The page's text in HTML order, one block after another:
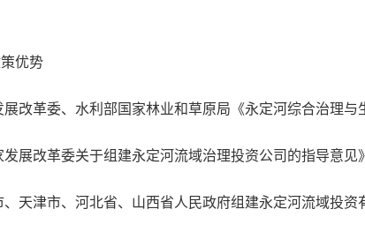
优势
革委、水利部国家林业和草原局《永定河综合治理与
改革委关于组建永定河流域治理投资公司的指导意见
津市、河北省、山西省人民政府组建永定河流域投资